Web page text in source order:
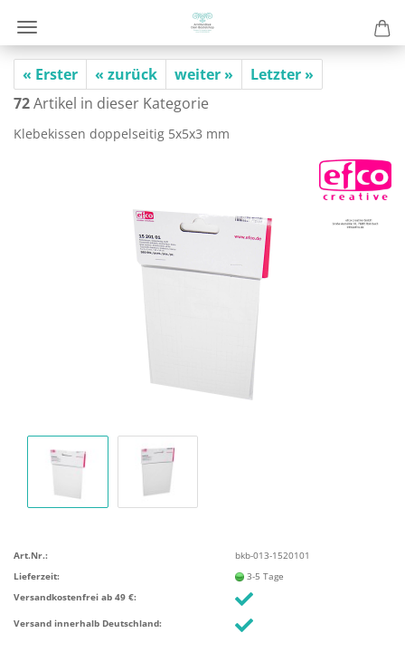
« Erster « zurück weiter »
Letzter »
72Artikel in dieser Kategorie
Kle­be­kis­sen dop­pel­sei­tig 5x5x3 mm
Art.Nr.:
bkb-013-1520101
Lieferzeit:
3-5 Tage
Versandkostenfrei ab 49 €:
Versand innerhalb Deutschland: